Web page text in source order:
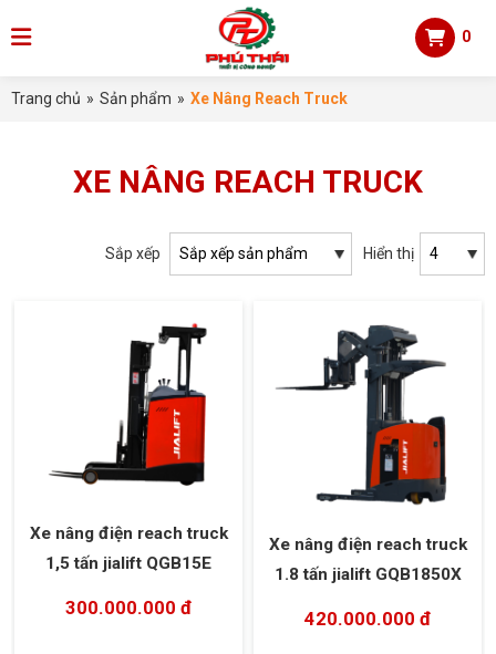
0
Trang chủ » Sản phẩm » Xe Nâng Reach Truck
XE NÂNG REACH TRUCK
Sắp xếp Hiển thị
Xe nâng điện reach truck
1,5 tấn jialift QGB15E
300.000.000 đ
Xe nâng điện reach truck
1.8 tấn jialift GQB1850X
420.000.000 đ